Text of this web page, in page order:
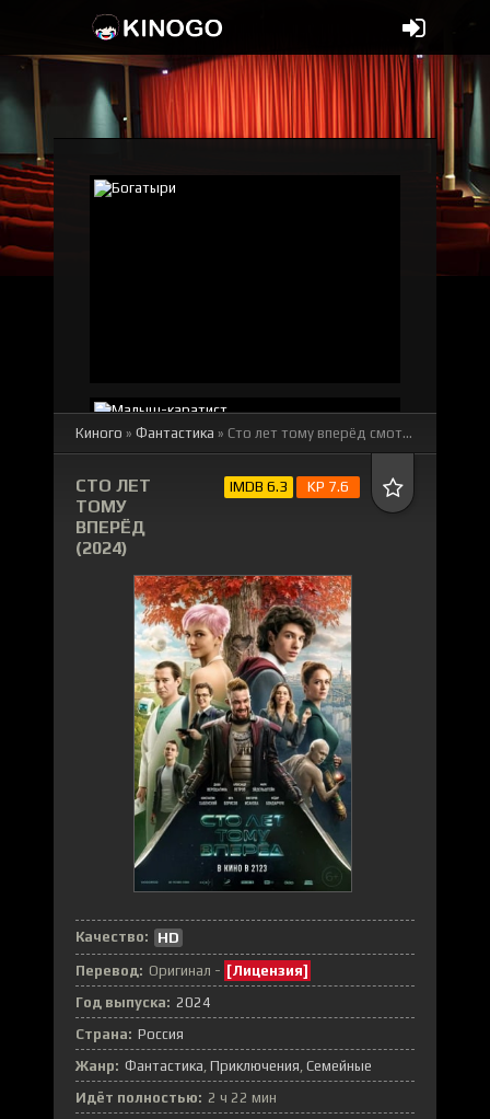
Киного » Фантастика » Сто лет тому вперёд смотреть онлайн бесплатно
СТО ЛЕТ
ТОМУ
ВПЕРЁД
(2024)
IMDB 6.3 KP 7.6
Качество:
HD
Перевод: Оригинал - [Лицензия]
Год выпуска: 2024
Страна: Россия
Жанр: Фантастика Приключения Семейные
Идёт полностью: 2 ч 22 мин